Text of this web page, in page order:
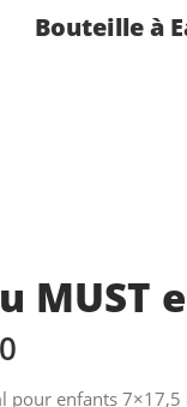
Bouteille à
MUST
pour enfants